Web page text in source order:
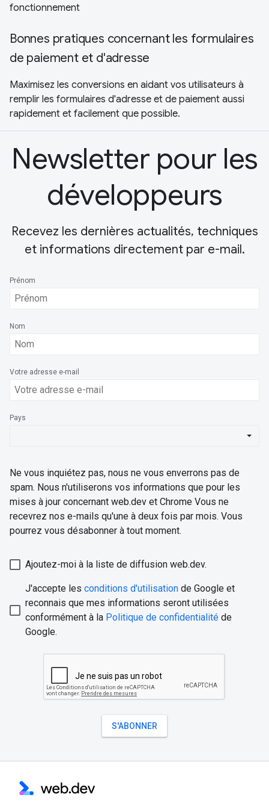
fonctionnement
Bonnes pratiques concernant les formulaires
de paiement et d'adresse
Maximisez les conversions en aidant vos utilisateurs à
remplir les formulaires d'adresse et de paiement aussi
rapidement et facilement que possible.
Newsletter pour les
développeurs
Recevez les dernières actualités, techniques
et informations directement par e-mail.